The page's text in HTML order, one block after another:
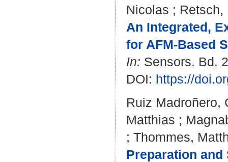
Nicolas ; Retsch,
An Integrated,
for AFM-Based
In: Sensors. Bd.
DOI: https://
Ruiz Madroñero,
Matthias ;
; Thommes,
Preparation and